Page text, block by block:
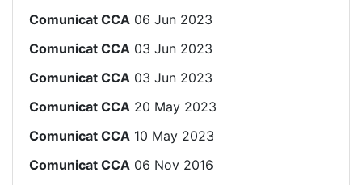
Comunicat CCA 06 Jun 2023
Comunicat CCA 03 Jun 2023
Comunicat CCA 03 Jun 2023
Comunicat CCA 20 May 2023
Comunicat CCA 10 May 2023
Comunicat CCA 06 Nov 2016